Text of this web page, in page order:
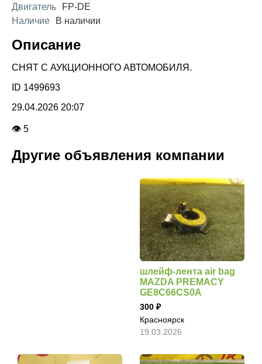
Двигатель
FP-DE
Наличие
В наличии
Описание
СНЯТ С АУКЦИОННОГО АВТОМОБИЛЯ.
ID 1499693
29.04.2026 20:07
👁 5
Другие объявления компании
шлейф-лента air bag
MAZDA PREMACY
GE8C66CS0A
300
Красноярск
19.03.2026